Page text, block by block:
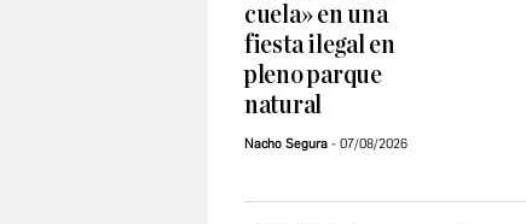
cuela» en una
fiesta ilegal en
pleno parque
natural
Nacho Segura 07/08/2026